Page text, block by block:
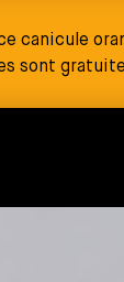
canicule
sont